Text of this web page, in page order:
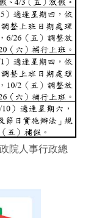
院人事行政總